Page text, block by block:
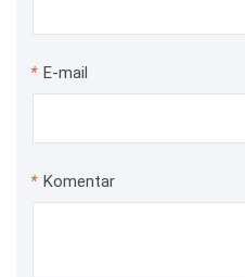
* E-mail
* Komentar